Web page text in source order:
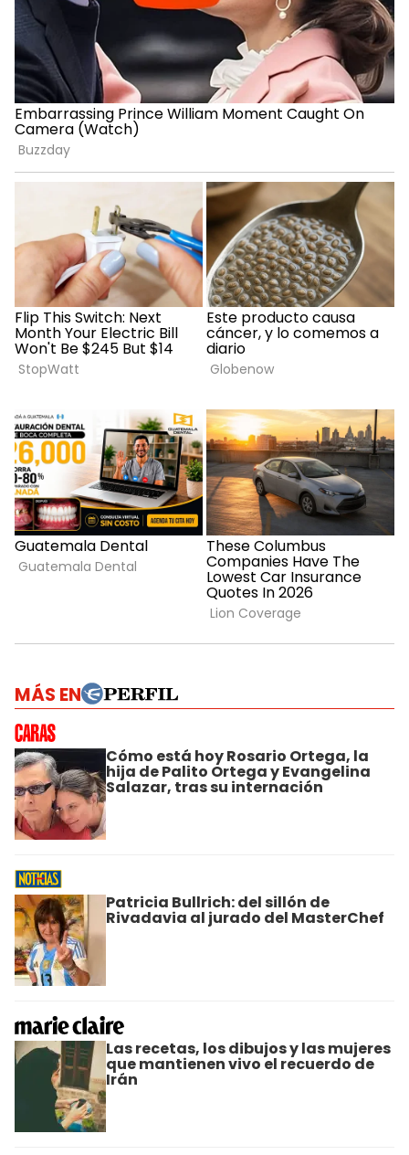
MÁS EN
Cómo está hoy Rosario Ortega, la
hija de Palito Ortega y Evangelina
Salazar, tras su internación
Patricia Bullrich: del sillón de
Rivadavia al jurado del MasterChef
Las recetas, los dibujos y las mujeres
que mantienen vivo el recuerdo de
Irán